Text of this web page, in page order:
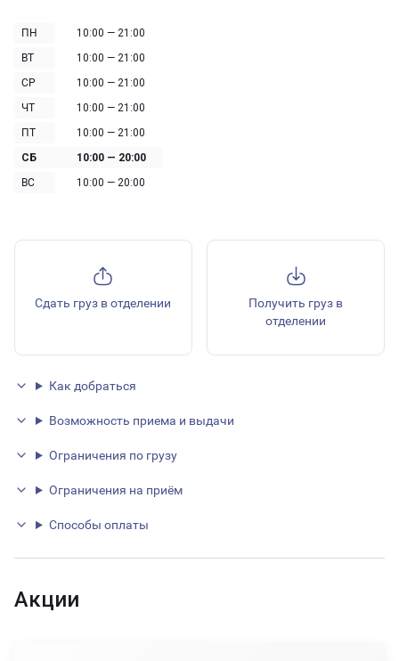
ПН
10:00 — 21:00
ВТ
10:00 — 21:00
СР
10:00 — 21:00
ЧТ
10:00 — 21:00
ПТ
10:00 — 21:00
СБ
10:00 — 20:00
ВС
10:00 — 20:00
Сдать груз в отделении
Получить груз в
отделении
Как добраться
Возможность приема и выдачи
Ограничения по грузу
Ограничения на приём
Способы оплаты
Акции